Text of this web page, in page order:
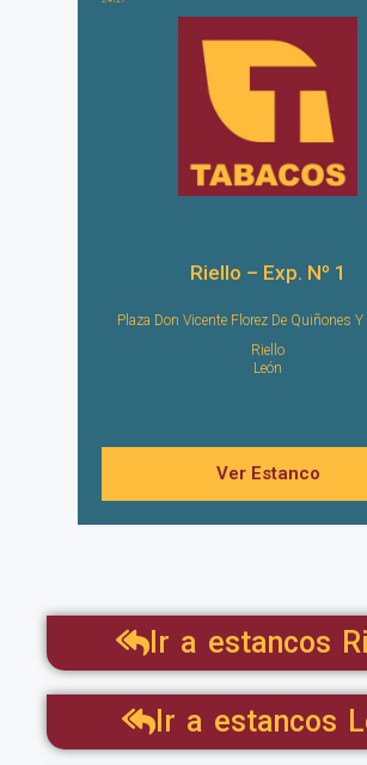
Riello – Exp. Nº 1
Plaza Don Vicente Florez De Quiñones Y
Riello
León
Ver Estanco
Ir a estancos
Ir a estancos